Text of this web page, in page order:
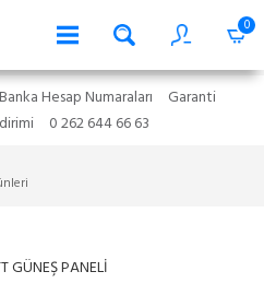
0
Banka Hesap Numaraları
Garanti
0 262 644 66 63
GÜNEŞ PANELİ